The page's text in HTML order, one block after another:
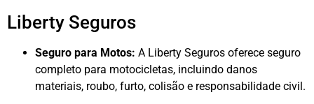
Liberty Seguros
Seguro para Motos: A Liberty Seguros oferece seguro
completo para motocicletas, incluindo danos
materiais, roubo, furto, colisão e responsabilidade civil.